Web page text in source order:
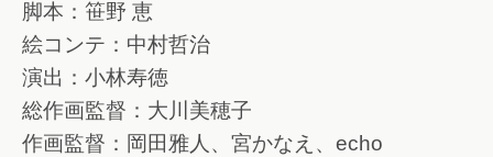
脚本：笹野 恵
絵コンテ：中村哲治
演出：小林寿徳
総作画監督：大川美穂子
作画監督：岡田雅人、宮かなえ、echo